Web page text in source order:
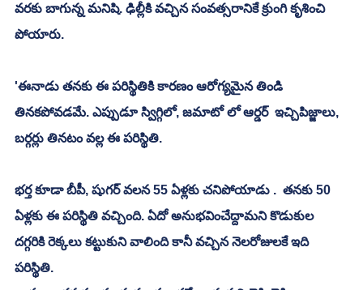
వరకు బాగున్న మనిషి. ఢిల్లీకి వచ్చిన సంవత్సరానికే క్రుంగి కృశించి
పోయారు.
'ఈనాడు తనకు ఈ పరిస్థితికి కారణం ఆరోగ్యమైన తిండి
తినకపోవడమే. ఎప్పుడూ స్విగ్గిలో, జమాటో లో ఆర్డర్  ఇచ్చిపిజ్జాలు,
బర్గర్లు తినటం వల్ల ఈ పరిస్థితి.
భర్త కూడా బీపీ, షుగర్ వలన 55 ఏళ్లకు చనిపోయాడు .  తనకు 50
ఏళ్లకు ఈ పరిస్థితి వచ్చింది. ఏదో అనుభవించేద్దామని కొడుకుల
దగ్గరికి రెక్కలు కట్టుకుని వాలింది కానీ వచ్చిన నెలరోజులకే ఇది
పరిస్థితి.